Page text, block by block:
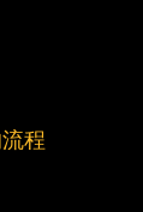
程